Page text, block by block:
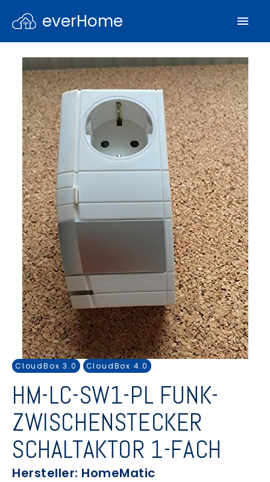
everHome
CloudBox 3.0 CloudBox 4.0
HM-LC-SW1-PL FUNK-
ZWISCHENSTECKER
SCHALTAKTOR 1-FACH
Hersteller: HomeMatic